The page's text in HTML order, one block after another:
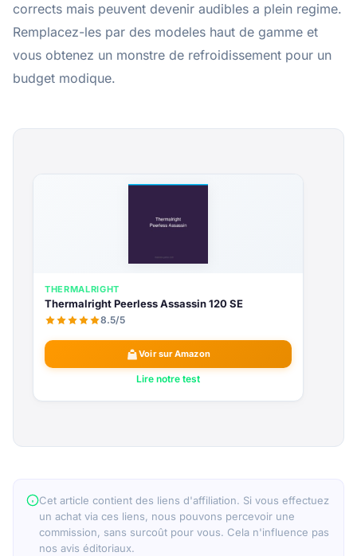
corrects mais peuvent devenir audibles a plein regime.
Remplacez-les par des modeles haut de gamme et
vous obtenez un monstre de refroidissement pour un
budget modique.
THERMALRIGHT
Thermalright Peerless Assassin 120 SE
8.5/5
Voir sur Amazon
Lire notre test
Cet article contient des liens d'affiliation. Si vous effectuez
un achat via ces liens, nous pouvons percevoir une
commission, sans surcoût pour vous. Cela n'influence pas
nos avis éditoriaux.